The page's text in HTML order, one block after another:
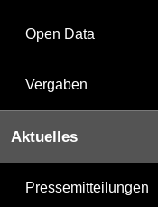
Open Data
Vergaben
Aktuelles
Pressemitteilungen